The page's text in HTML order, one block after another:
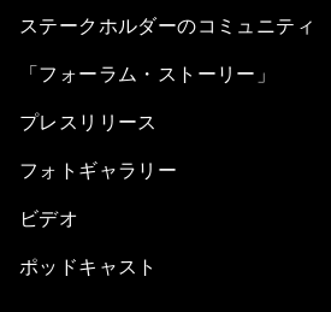
ステークホルダーのコミュニティ
「フォーラム・ストーリー」
プレスリリース
フォトギャラリー
ビデオ
ポッドキャスト